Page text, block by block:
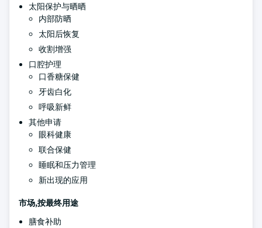
太阳保护与晒晒
内部防晒
太阳后恢复
收割增强
口腔护理
口香糖保健
牙齿白化
呼吸新鲜
其他申请
眼科健康
联合保健
睡眠和压力管理
新出现的应用
市场,按最终用途
膳食补助